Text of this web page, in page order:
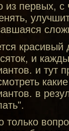
из первых, с
и
и тут
в
только